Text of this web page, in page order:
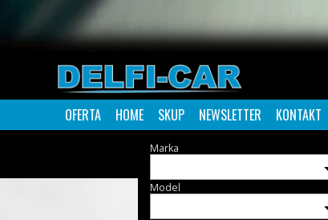
OFERTA HOME SKUP NEWSLETTER KONTAKT
Marka
Model